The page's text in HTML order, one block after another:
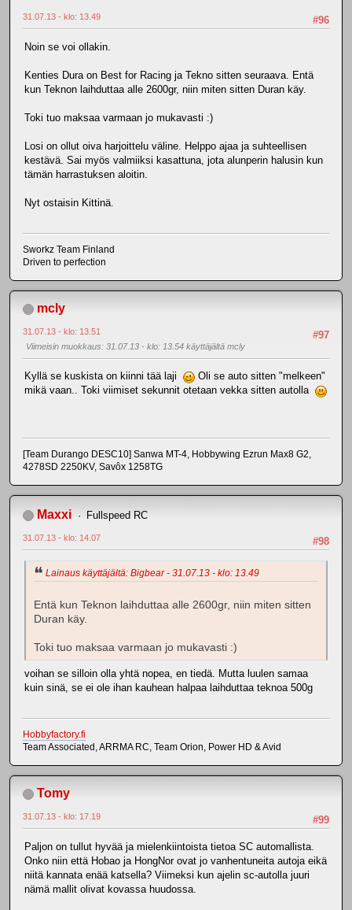
#96
31.07.13 - klo: 13.49
Noin se voi ollakin.
Kenties Dura on Best for Racing ja Tekno sitten seuraava. Entä
kun Teknon laihduttaa alle 2600gr, niin miten sitten Duran käy.
Toki tuo maksaa varmaan jo mukavasti :)
Losi on ollut oiva harjoittelu väline. Helppo ajaa ja suhteellisen
kestävä. Sai myös valmiiksi kasattuna, jota alunperin halusin kun
tämän harrastuksen aloitin.
Nyt ostaisin Kittinä.
Sworkz Team Finland
Driven to perfection
mcly
#97
31.07.13 - klo: 13.51
Viimeisin muokkaus: 31.07.13 - klo: 13.54 käyttäjältä mcly
Kyllä se kuskista on kiinni tää laji
Oli se auto sitten "melkeen"
mikä vaan.. Toki viimiset sekunnit otetaan vekka sitten autolla
[Team Durango DESC10] Sanwa MT-4, Hobbywing Ezrun Max8 G2,
4278SD 2250KV, Savôx 1258TG
Maxxi Fullspeed RC
#98
31.07.13 - klo: 14.07
Lainaus käyttäjältä: Bigbear - 31.07.13 - klo: 13.49
Entä kun Teknon laihduttaa alle 2600gr, niin miten sitten
Duran käy.
Toki tuo maksaa varmaan jo mukavasti :)
voihan se silloin olla yhtä nopea, en tiedä. Mutta luulen samaa
kuin sinä, se ei ole ihan kauhean halpaa laihduttaa teknoa 500g
Hobbyfactory.fi
Team Associated, ARRMA RC, Team Orion, Power HD & Avid
Tomy
#99
31.07.13 - klo: 17.19
Paljon on tullut hyvää ja mielenkiintoista tietoa SC automallista.
Onko niin että Hobao ja HongNor ovat jo vanhentuneita autoja eikä
niitä kannata enää katsella? Viimeksi kun ajelin sc-autolla juuri
nämä mallit olivat kovassa huudossa.